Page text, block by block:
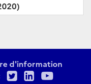
d'information
TwitterLinkedIn